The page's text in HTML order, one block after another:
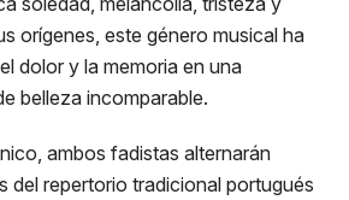
3300 Las
orígenes, este género musical ha
dolor y la memoria en una
belleza incomparable.
ambos fadistas alternarán
del repertorio tradicional portugués